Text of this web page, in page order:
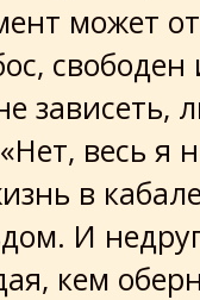
может
зависеть,
весь я
в
И
кем